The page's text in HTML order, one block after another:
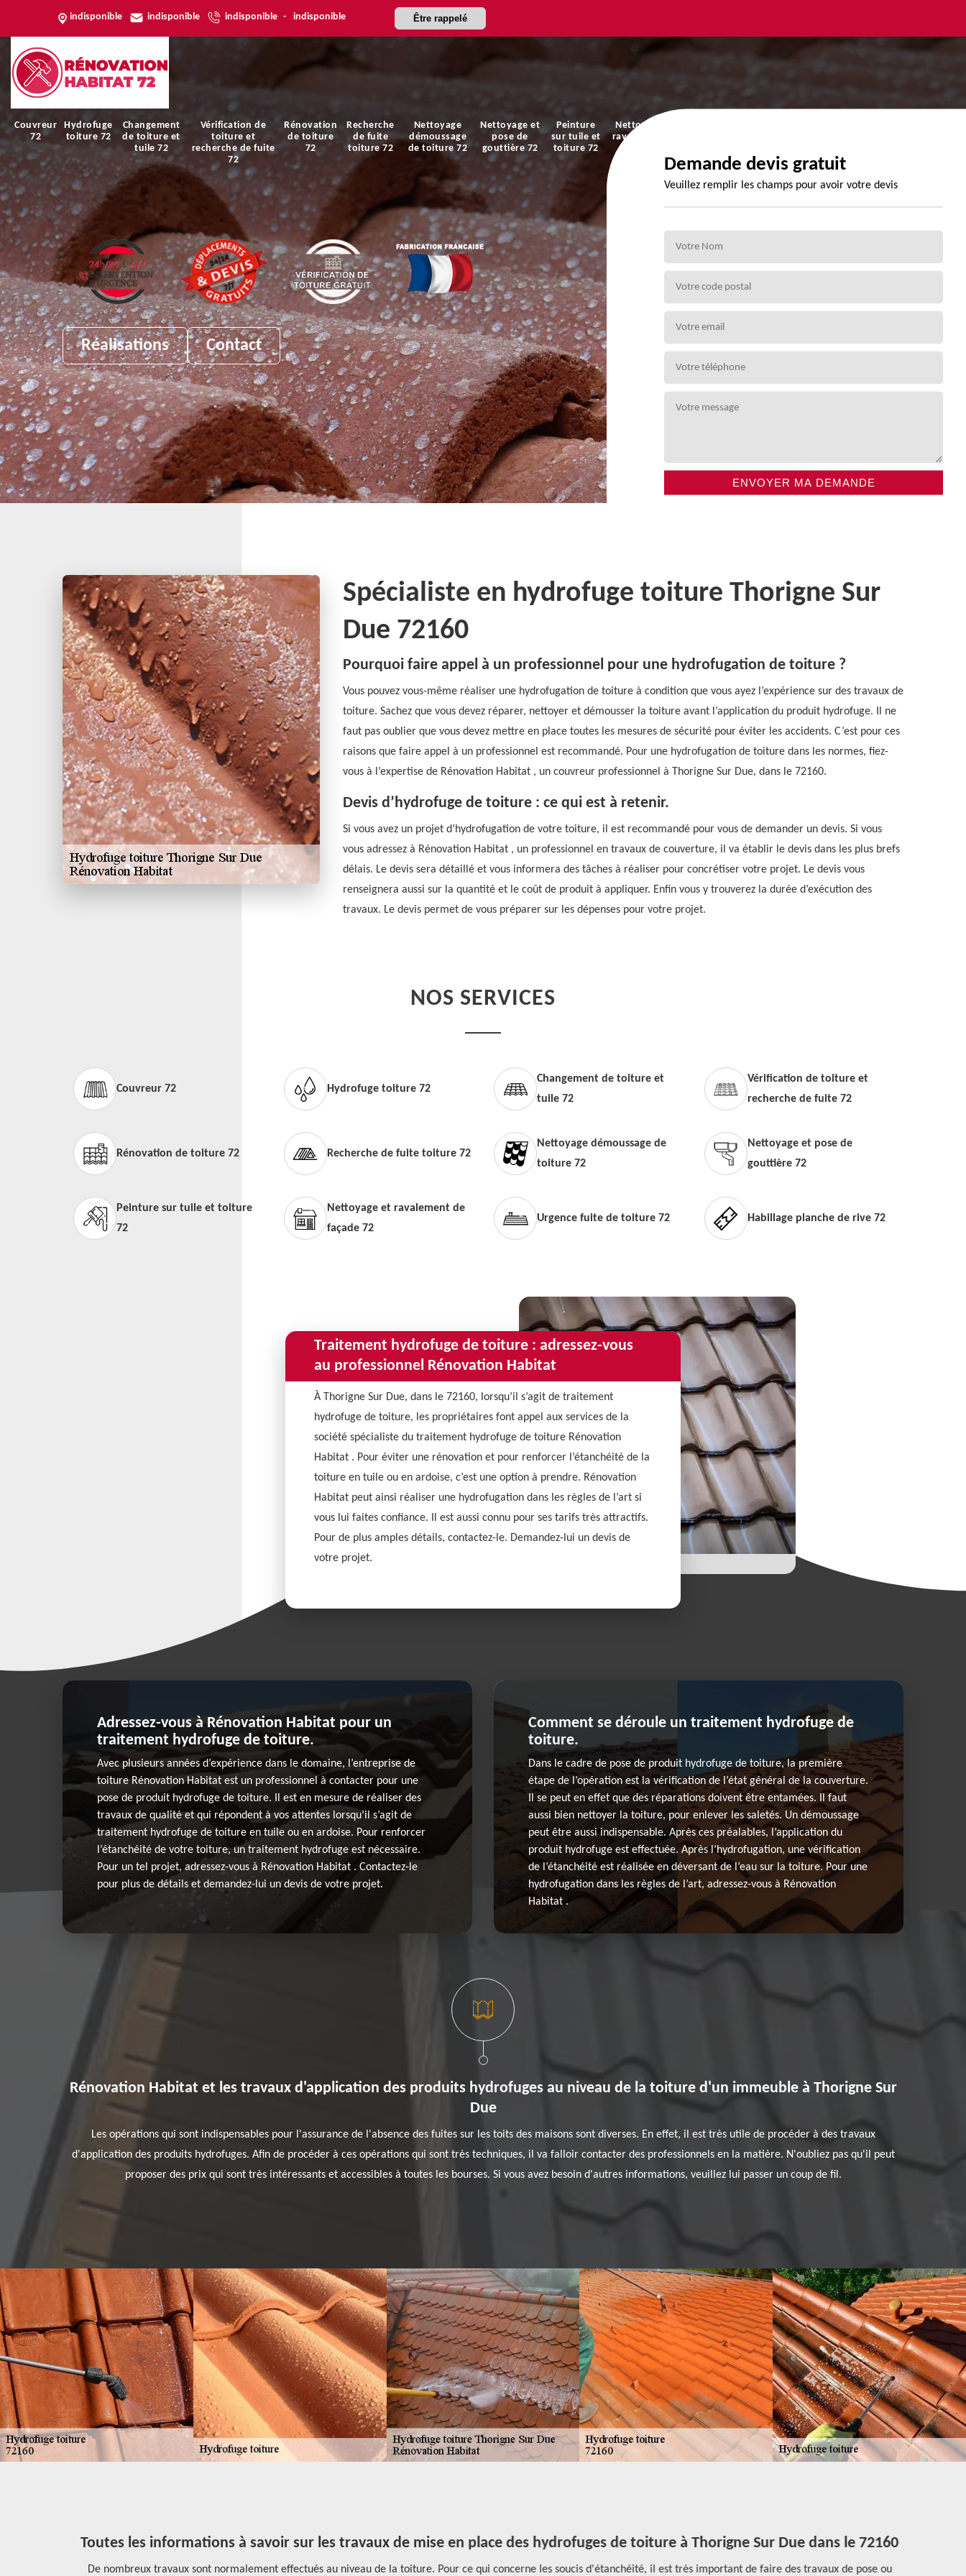
indisponible indisponible indisponible - indisponible Être rappelé
Couvreur
72
Hydrofuge
toiture 72
Changement
de toiture et
tuile 72
Vérification de
toiture et
recherche de fuite
72
Rénovation
de toiture
72
Recherche
de fuite
toiture 72
Nettoyage
démoussage
de toiture 72
Nettoyage et
pose de
gouttière 72
Peinture
sur tuile et
toiture 72
Nettoyage et
ravalement de
Réalisations Contact
Demande devis gratuit
Veuillez remplir les champs pour avoir votre devis
Spécialiste en hydrofuge toiture Thorigne Sur
Due 72160
Pourquoi faire appel à un professionnel pour une hydrofugation de toiture ?
Vous pouvez vous-même réaliser une hydrofugation de toiture à condition que vous ayez l’expérience sur des travaux de
toiture. Sachez que vous devez réparer, nettoyer et démousser la toiture avant l’application du produit hydrofuge. Il ne
faut pas oublier que vous devez mettre en place toutes les mesures de sécurité pour éviter les accidents. C’est pour ces
raisons que faire appel à un professionnel est recommandé. Pour une hydrofugation de toiture dans les normes, fiez-
vous à l’expertise de Rénovation Habitat , un couvreur professionnel à Thorigne Sur Due, dans le 72160.
Devis d’hydrofuge de toiture : ce qui est à retenir.
Si vous avez un projet d’hydrofugation de votre toiture, il est recommandé pour vous de demander un devis. Si vous
vous adressez à Rénovation Habitat , un professionnel en travaux de couverture, il va établir le devis dans les plus brefs
délais. Le devis sera détaillé et vous informera des tâches à réaliser pour concrétiser votre projet. Le devis vous
renseignera aussi sur la quantité et le coût de produit à appliquer. Enfin vous y trouverez la durée d’exécution des
travaux. Le devis permet de vous préparer sur les dépenses pour votre projet.
NOS SERVICES
Couvreur 72 Hydrofuge toiture 72
Changement de toiture et
tuile 72
Vérification de toiture et
recherche de fuite 72
Rénovation de toiture 72 Recherche de fuite toiture 72
Nettoyage démoussage de
toiture 72
Nettoyage et pose de
gouttière 72
Peinture sur tuile et toiture
72
Nettoyage et ravalement de
façade 72
Urgence fuite de toiture 72 Habillage planche de rive 72
Traitement hydrofuge de toiture : adressez-vous
au professionnel Rénovation Habitat
À Thorigne Sur Due, dans le 72160, lorsqu’il s’agit de traitement
hydrofuge de toiture, les propriétaires font appel aux services de la
société spécialiste du traitement hydrofuge de toiture Rénovation
Habitat . Pour éviter une rénovation et pour renforcer l’étanchéité de la
toiture en tuile ou en ardoise, c’est une option à prendre. Rénovation
Habitat peut ainsi réaliser une hydrofugation dans les règles de l’art si
vous lui faites confiance. Il est aussi connu pour ses tarifs très attractifs.
Pour de plus amples détails, contactez-le. Demandez-lui un devis de
votre projet.
Adressez-vous à Rénovation Habitat pour un
traitement hydrofuge de toiture.
Avec plusieurs années d’expérience dans le domaine, l’entreprise de
toiture Rénovation Habitat est un professionnel à contacter pour une
pose de produit hydrofuge de toiture. Il est en mesure de réaliser des
travaux de qualité et qui répondent à vos attentes lorsqu’il s’agit de
traitement hydrofuge de toiture en tuile ou en ardoise. Pour renforcer
l’étanchéité de votre toiture, un traitement hydrofuge est nécessaire.
Pour un tel projet, adressez-vous à Rénovation Habitat . Contactez-le
pour plus de détails et demandez-lui un devis de votre projet.
Comment se déroule un traitement hydrofuge de
toiture.
Dans le cadre de pose de produit hydrofuge de toiture, la première
étape de l’opération est la vérification de l’état général de la couverture.
Il se peut en effet que des réparations doivent être entamées. Il faut
aussi bien nettoyer la toiture, pour enlever les saletés. Un démoussage
peut être aussi indispensable. Après ces préalables, l’application du
produit hydrofuge est effectuée. Après l’hydrofugation, une vérification
de l’étanchéité est réalisée en déversant de l’eau sur la toiture. Pour une
hydrofugation dans les règles de l’art, adressez-vous à Rénovation
Habitat .
Rénovation Habitat et les travaux d'application des produits hydrofuges au niveau de la toiture d'un immeuble à Thorigne Sur
Due
Les opérations qui sont indispensables pour l'assurance de l'absence des fuites sur les toits des maisons sont diverses. En effet, il est très utile de procéder à des travaux
d'application des produits hydrofuges. Afin de procéder à ces opérations qui sont très techniques, il va falloir contacter des professionnels en la matière. N'oubliez pas qu'il peut
proposer des prix qui sont très intéressants et accessibles à toutes les bourses. Si vous avez besoin d'autres informations, veuillez lui passer un coup de fil.
Toutes les informations à savoir sur les travaux de mise en place des hydrofuges de toiture à Thorigne Sur Due dans le 72160
De nombreux travaux sont normalement effectués au niveau de la toiture. Pour ce qui concerne les soucis d'étanchéité, il est très important de faire des travaux de pose ou